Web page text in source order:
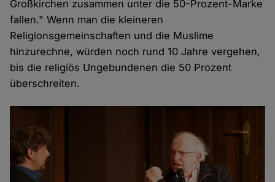
Großkirchen zusammen unter die 50-Prozent-Marke
fallen." Wenn man die kleineren
Religionsgemeinschaften und die Muslime
hinzurechne, würden noch rund 10 Jahre vergehen,
bis die religiös Ungebundenen die 50 Prozent
überschreiten.